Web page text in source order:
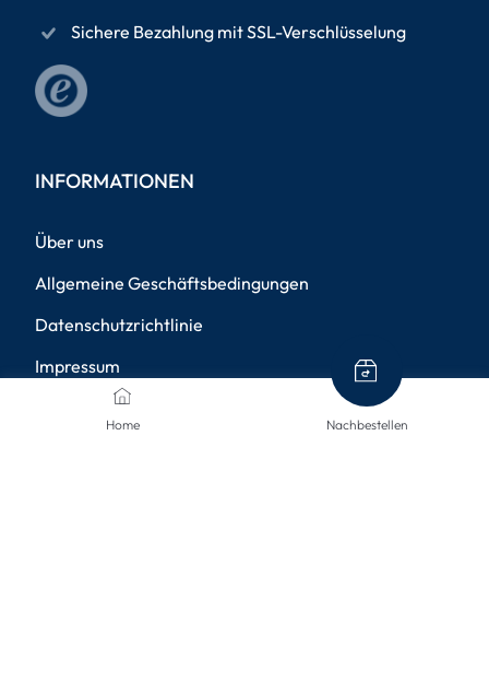
Home Nachbestellen
Sichere Bezahlung mit SSL-Verschlüsselung
INFORMATIONEN
Über uns
Allgemeine Geschäftsbedingungen
Datenschutzrichtlinie
Impressum
Versandinformationen